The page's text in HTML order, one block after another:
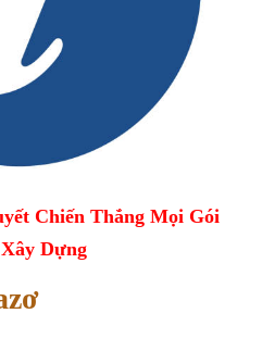
Chiến Thắng Mọi Gói
Dựng